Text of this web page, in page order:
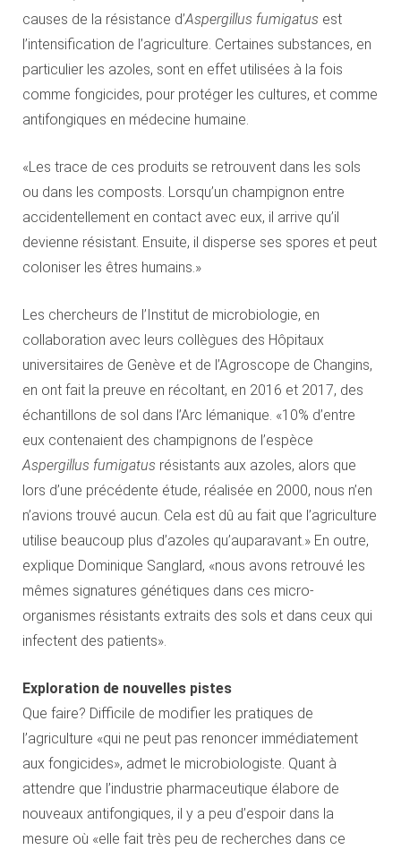
causes de la résistance d’Aspergillus fumigatus est
l’intensification de l’agriculture. Certaines substances, en
particulier les azoles, sont en effet utilisées à la fois
comme fongicides, pour protéger les cultures, et comme
antifongiques en médecine humaine.
«Les trace de ces produits se retrouvent dans les sols
ou dans les composts. Lorsqu’un champignon entre
accidentellement en contact avec eux, il arrive qu’il
devienne résistant. Ensuite, il disperse ses spores et peut
coloniser les êtres humains.»
Les chercheurs de l’Institut de microbiologie, en
collaboration avec leurs collègues des Hôpitaux
universitaires de Genève et de l’Agroscope de Changins,
en ont fait la preuve en récoltant, en 2016 et 2017, des
échantillons de sol dans l’Arc lémanique. «10% d’entre
eux contenaient des champignons de l’espèce
Aspergillus fumigatus résistants aux azoles, alors que
lors d’une précédente étude, réalisée en 2000, nous n’en
n’avions trouvé aucun. Cela est dû au fait que l’agriculture
utilise beaucoup plus d’azoles qu’auparavant.» En outre,
explique Dominique Sanglard, «nous avons retrouvé les
mêmes signatures génétiques dans ces micro-
organismes résistants extraits des sols et dans ceux qui
infectent des patients».
Exploration de nouvelles pistes
Que faire? Difficile de modifier les pratiques de
l’agriculture «qui ne peut pas renoncer immédiatement
aux fongicides», admet le microbiologiste. Quant à
attendre que l’industrie pharmaceutique élabore de
nouveaux antifongiques, il y a peu d’espoir dans la
mesure où «elle fait très peu de recherches dans ce